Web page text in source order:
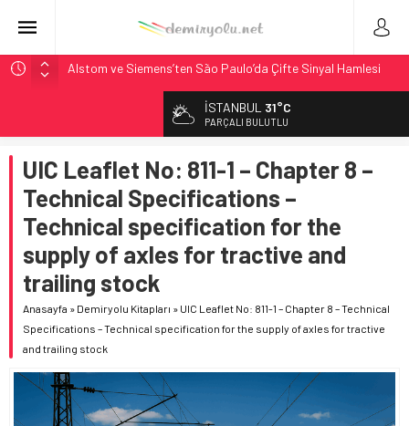
Alstom ve Siemens’ten São Paulo’da Çifte Sinyal Hamlesi
Siemens ve Stadler’dan Berlin S-Bahn’a 350 Trenlik Dev
Japonya Maglev Onayı: Bütçe 11 Trilyon Yen, Hedef 2036
Toronto Metrosu’nda Kapasite %40 Artıyor: Hitachi Rail
İmzaladı
Webuild Tüneli Tamamladı: Lima’da Seyahat 45 Dakikaya
İndi
İSTANBUL 31°C
PARÇALI BULUTLU
UIC Leaflet No: 811-1 – Chapter 8 –
Technical Specifications –
Technical specification for the
supply of axles for tractive and
trailing stock
Anasayfa » Demiryolu Kitapları » UIC Leaflet No: 811-1 – Chapter 8 – Technical
Specifications – Technical specification for the supply of axles for tractive
and trailing stock